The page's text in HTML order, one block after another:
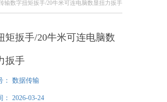
输数字扭矩扳手/20牛米可连电脑数显扭力扳手
矩扳手/20牛米可连电脑数
扳手
： 数据传输
： 2026-03-24